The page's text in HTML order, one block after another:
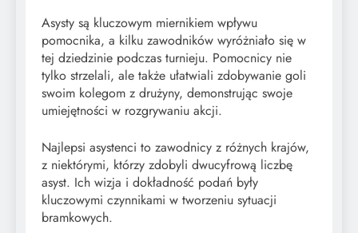
Asysty są kluczowym miernikiem wpływu
pomocnika, a kilku zawodników wyróżniało się w
tej dziedzinie podczas turnieju. Pomocnicy nie
tylko strzelali, ale także ułatwiali zdobywanie goli
swoim kolegom z drużyny, demonstrując swoje
umiejętności w rozgrywaniu akcji.
Najlepsi asystenci to zawodnicy z różnych krajów,
z niektórymi, którzy zdobyli dwucyfrową liczbę
asyst. Ich wizja i dokładność podań były
kluczowymi czynnikami w tworzeniu sytuacji
bramkowych.